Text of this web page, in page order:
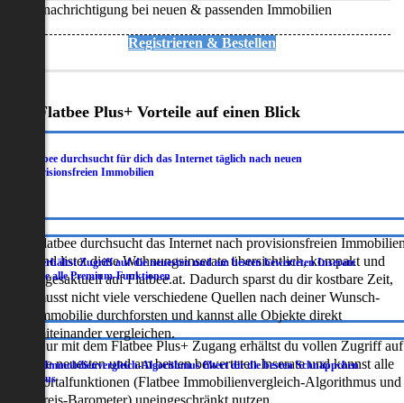
Benachrichtigung bei neuen & passenden Immobilien
Registrieren & Bestellen
Flatbee Plus+ Vorteile auf einen Blick
Flatbee durchsucht für dich das Internet täglich nach neuen
provisionsfreien Immobilien
Flatbee durchsucht das Internet nach provisionsfreien
und listet diese Wohnungsinserate übersichtlich, kompakt und
tagesaktuell auf Flatbee.at. Dadurch sparst du dir kostbare Zeit,
musst nicht viele verschiedene Quellen nach deiner Wunsch-
Immobilie durchforsten und kannst alle Objekte direkt
miteinander vergleichen.
Du erhältst Zugriff auf die neuesten und am besten bewerteten Inserate
sowie alle Premium-Funktionen
Nur mit dem Flatbee Plus+ Zugang erhältst du vollen Zugriff auf
die neuesten und am besten bewerteten Inserate und kannst alle
Portalfunktionen (Flatbee Immobilienvergleich-Algorithmus und
Der Immobilienvergleich-Algorithmus filtert dir die besten Schnäppchen
heraus